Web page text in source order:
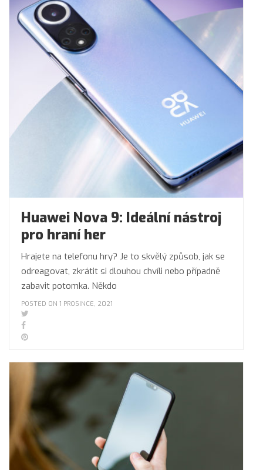
Huawei Nova 9: Ideální nástroj
pro hraní her
Hrajete na telefonu hry? Je to skvělý způsob, jak se
odreagovat, zkrátit si dlouhou chvíli nebo případně
zabavit potomka. Někdo
POSTED ON 1 PROSINCE, 2021